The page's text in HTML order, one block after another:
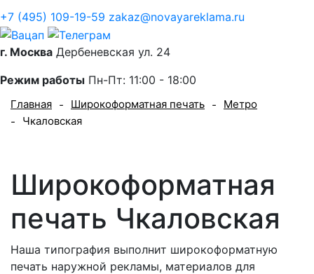
+7 (495) 109-19-59 zakaz@novayareklama.ru
г. Москва Дербеневская ул. 24
Режим работы Пн-Пт: 11:00 - 18:00
Главная - Широкоформатная печать -
Метро
-
Чкаловская
Широкоформатная
печать Чкаловская
Наша типография выполнит широкоформатную
печать наружной рекламы, материалов для